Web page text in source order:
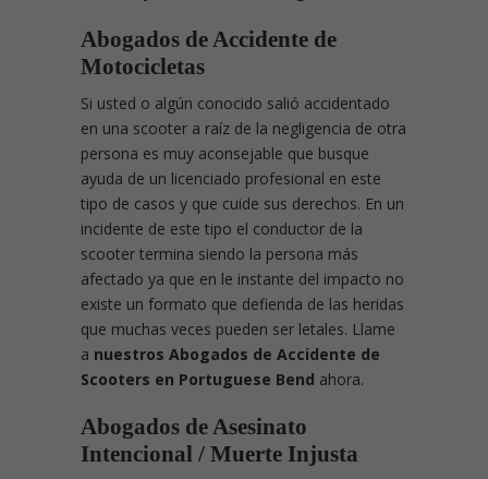
Abogados de Accidente de
Motocicletas
Si usted o algún conocido salió accidentado
en una scooter a raíz de la negligencia de otra
persona es muy aconsejable que busque
ayuda de un licenciado profesional en este
tipo de casos y que cuide sus derechos. En un
incidente de este tipo el conductor de la
scooter termina siendo la persona más
afectado ya que en le instante del impacto no
existe un formato que defienda de las heridas
que muchas veces pueden ser letales. Llame
a nuestros Abogados de Accidente de
Scooters en Portuguese Bend ahora.
Abogados de Asesinato
Intencional / Muerte Injusta